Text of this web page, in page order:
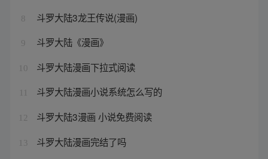
8 斗罗大陆3龙王传说(漫画)
9 斗罗大陆《漫画》
10 斗罗大陆漫画下拉式阅读
斗罗大陆漫画小说系统怎么写的
12 斗罗大陆3漫画 小说免费阅读
13 斗罗大陆漫画完结了吗